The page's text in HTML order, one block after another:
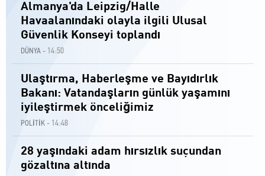
Almanya'da Leipzig/Halle
Havaalanındaki olayla ilgili Ulusal
Güvenlik Konseyi toplandı
DÜNYA - 14:50
Ulaştırma, Haberleşme ve Bayıdırlık
Bakanı: Vatandaşların günlük yaşamını
iyileştirmek önceliğimiz
POLİTİK - 14:48
28 yaşındaki adam hırsızlık suçundan
gözaltına altında